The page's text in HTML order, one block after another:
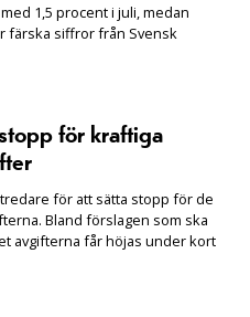
1,5 procent i juli, medan
färska siffror från Svensk
för kraftiga
för att sätta stopp för de
Bland förslagen som ska
avgifterna får höjas under kort